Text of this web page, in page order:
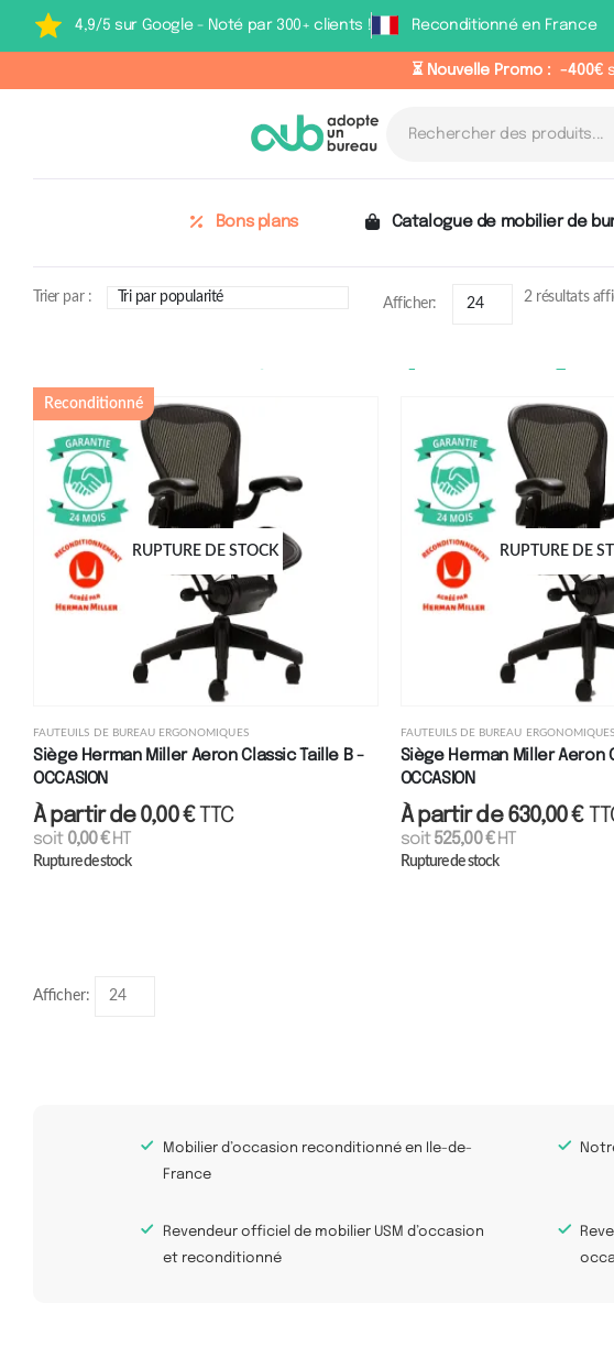
4,9/5 sur Google - Noté par 300+ clients ! Reconditionné en France
⏳ Nouvelle Promo : -400€
Bons plans Catalogue de mobilier de
Trier par : Afficher: 2 résultats
Niveau de
Reconditionné
RUPTURE DE STOCK
FAUTEUILS DE BUREAU ERGONOMIQUES
Siège Herman Miller Aeron Classic Taille B -
OCCASION
À partir de0,00€TTC
soit 0,00€HT
Rupture de stock
RUPTURE DE
FAUTEUILS DE BUREAU ERGONOMIQUES
Siège Herman Miller Aeron
OCCASION
À partir de630,00€
soit525,00€HT
Rupture de stock
Afficher:
Mobilier d’occasion reconditionné en Ile-de-
France
Revendeur officiel de mobilier USM d’occasion
et reconditionné